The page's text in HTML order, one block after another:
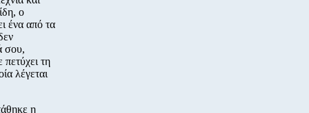
ο
ένα από τα
σου,
τη
λέγεται
η